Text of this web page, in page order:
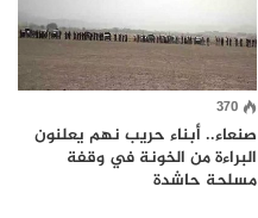
370
صنعاء.. أبناء حريب نهم يعلنون
البراءة من الخونة في وقفة
مسلحة حاشدة